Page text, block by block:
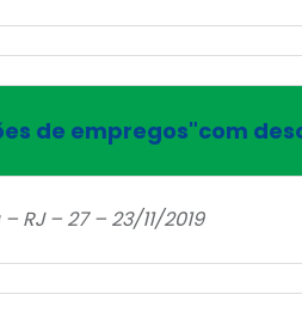
de empregos"com
RJ – 27 – 23/11/2019